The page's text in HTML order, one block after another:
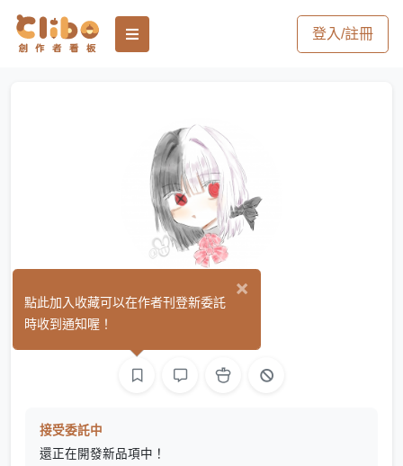
登入/註冊
TT (0)
接受委託中
還正在開發新品項中！
×
點此加入收藏可以在作者刊登新委託
時收到通知喔！